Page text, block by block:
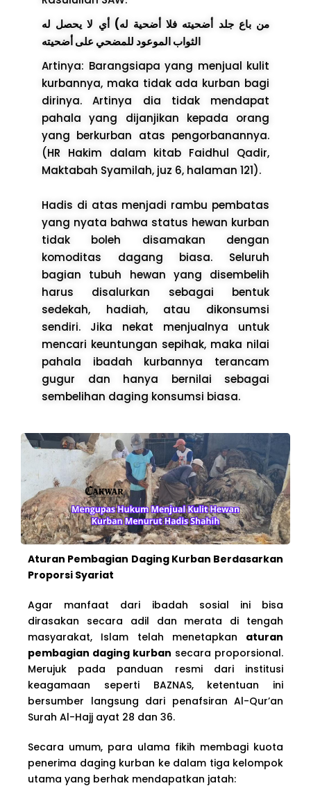
من باع جلد أضحيته فلا أضحية له) أي لا يحصل له
Artinya: Barangsiapa yang menjual kulit
kurbannya, maka tidak ada kurban bagi
dirinya. Artinya dia tidak mendapat
pahala yang dijanjikan kepada orang
yang berkurban atas pengorbanannya.
(HR Hakim dalam kitab Faidhul Qadir,
Maktabah Syamilah, juz 6, halaman 121).
Hadis di atas menjadi rambu pembatas
yang nyata bahwa status hewan kurban
tidak boleh disamakan dengan
komoditas dagang biasa. Seluruh
bagian tubuh hewan yang disembelih
harus disalurkan sebagai bentuk
sedekah, hadiah, atau dikonsumsi
sendiri. Jika nekat menjualnya untuk
mencari keuntungan sepihak, maka nilai
pahala ibadah kurbannya terancam
gugur dan hanya bernilai sebagai
sembelihan daging konsumsi biasa.
Aturan Pembagian Daging Kurban Berdasarkan
Proporsi Syariat
Agar manfaat dari ibadah sosial ini bisa
dirasakan secara adil dan merata di tengah
masyarakat, Islam telah menetapkan aturan
pembagian daging kurban secara proporsional.
Merujuk pada panduan resmi dari institusi
keagamaan seperti BAZNAS, ketentuan ini
bersumber langsung dari penafsiran Al-Qur’an
Surah Al-Hajj ayat 28 dan 36.
Secara umum, para ulama fikih membagi kuota
penerima daging kurban ke dalam tiga kelompok
utama yang berhak mendapatkan jatah: